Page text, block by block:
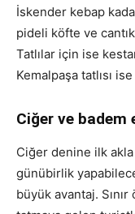
İskender kebap
pideli köfte ve
Tatlılar için ise
Kemalpaşa tatlısı
Ciğer ve badem
Ciğer denine ilk
günübirlik
büyük avantaj.